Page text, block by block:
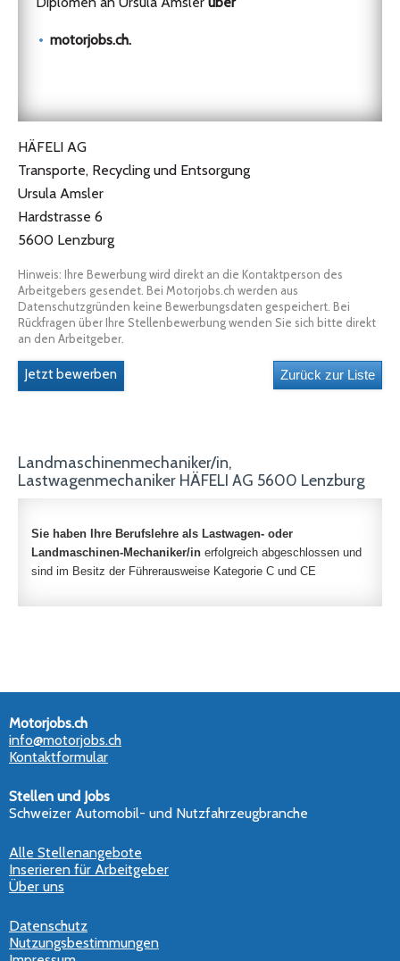
motorjobs.ch.
HÄFELI AG
Transporte, Recycling und Entsorgung
Ursula Amsler
Hardstrasse 6
5600 Lenzburg
Hinweis: Ihre Bewerbung wird direkt an die Kontaktperson des
Arbeitgebers gesendet. Bei Motorjobs.ch werden aus
Datenschutzgründen keine Bewerbungsdaten gespeichert. Bei
Rückfragen über Ihre Stellenbewerbung wenden Sie sich bitte direkt
an den Arbeitgeber.
Jetzt bewerben
Landmaschinenmechaniker/in,
Lastwagenmechaniker HÄFELI AG 5600 Lenzburg
Sie haben Ihre Berufslehre als Lastwagen- oder
Landmaschinen-Mechaniker/in erfolgreich abgeschlossen und
sind im Besitz der Führerausweise Kategorie C und CE
Motorjobs.ch
info@motorjobs.ch
Kontaktformular
Stellen und Jobs
Schweizer Automobil- und Nutzfahrzeugbranche
Alle Stellenangebote
Inserieren für Arbeitgeber
Über uns
Datenschutz
Nutzungsbestimmungen